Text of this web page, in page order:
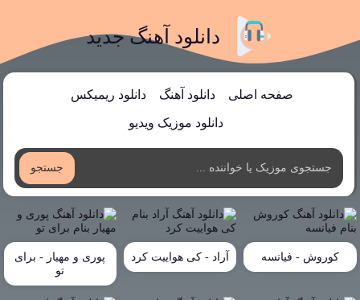
دانلود آهنگ جدید
صفحه اصلی دانلود آهنگ دانلود ریمیکس
دانلود موزیک ویدیو
جستجو
کوروش - فیانسه آراد - کی هواییت کرد
پوری و مهیار - برای
تو